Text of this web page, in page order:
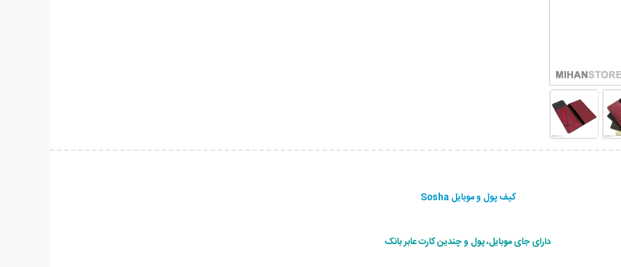
کیف پول و موبایل Sosha
دارای جای موبایل، پول و چندین کارت عابر بانک